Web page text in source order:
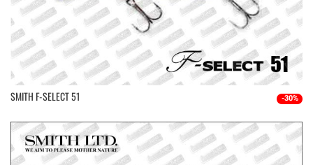
SMITH F-SELECT 51 -30%